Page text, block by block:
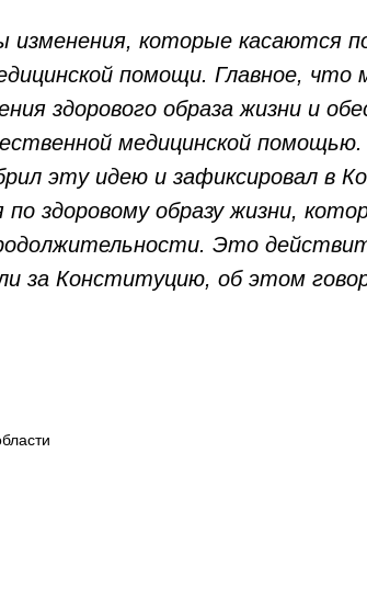
изменения, которые касаются
помощи. Главное, что
здорового образа жизни и
медицинской
эту идею и зафиксировал в
здоровому образу жизни,
Это
за Конституцию, об этом